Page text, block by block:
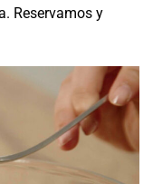
Reservamos y